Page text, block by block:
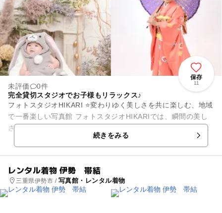
保存
11
未評価
0件
完全貸切スタジオでお子様もリラックス♪
フォトスタジオHIKARI ⭐️変わりゆく美しさを共に楽しむ、地域
で一番楽しい写真館 フォトスタジオHIKARIでは、瞬間の美し
さを捉えるだけでなく、時間とともに変化していく美しさを大
続きをみる
レンタル着物 伊勢 帯結
三重県伊勢市 / 写真館・レンタル着物